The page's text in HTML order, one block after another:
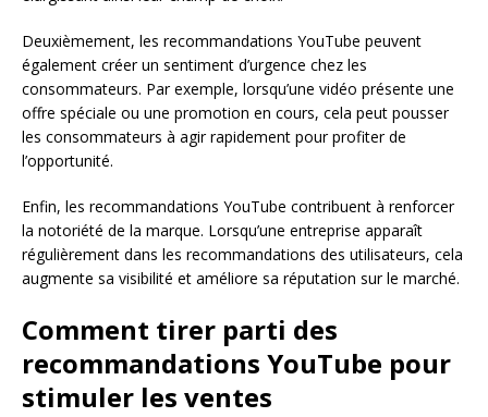
Deuxièmement, les recommandations YouTube peuvent
également créer un sentiment d’urgence chez les
consommateurs. Par exemple, lorsqu’une vidéo présente une
offre spéciale ou une promotion en cours, cela peut pousser
les consommateurs à agir rapidement pour profiter de
l’opportunité.
Enfin, les recommandations YouTube contribuent à renforcer
la notoriété de la marque. Lorsqu’une entreprise apparaît
régulièrement dans les recommandations des utilisateurs, cela
augmente sa visibilité et améliore sa réputation sur le marché.
Comment tirer parti des
recommandations YouTube pour
stimuler les ventes